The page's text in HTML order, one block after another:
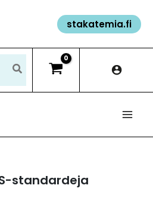
stakatemia.fi
standardeja